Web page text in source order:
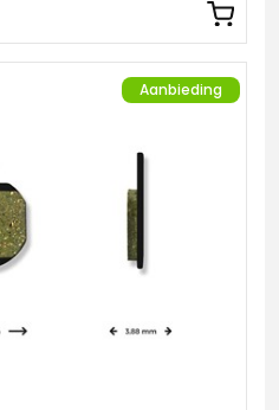
Aanbieding